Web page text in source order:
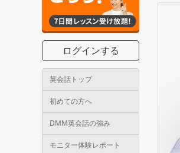
ログインする
英会話トップ
初めての方へ
DMM英会話の強み
モニター体験レポート